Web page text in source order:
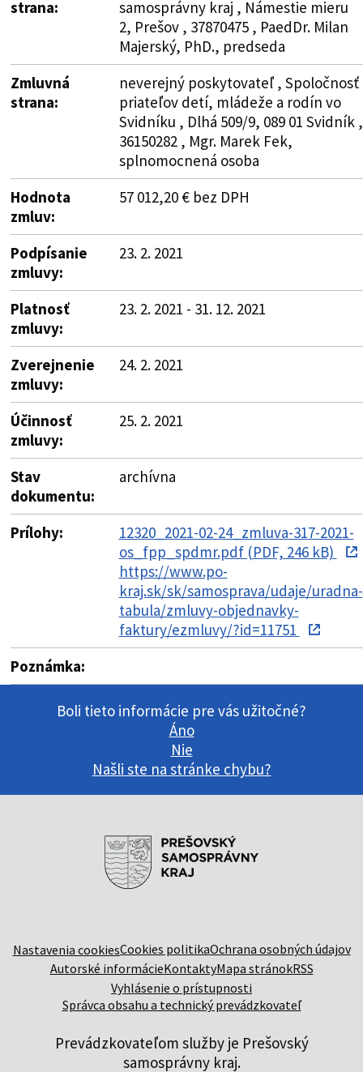
strana:
samosprávny kraj , Námestie mieru
2, Prešov , 37870475 , PaedDr. Milan
Majerský, PhD., predseda
Zmluvná
strana:
neverejný poskytovateľ , Spoločnosť
priateľov detí, mládeže a rodín vo
Svidníku , Dlhá 509/9, 089 01 Svidník ,
36150282 , Mgr. Marek Fek,
splnomocnená osoba
Hodnota
zmluv:
57 012,20 € bez DPH
Podpísanie
zmluvy:
23. 2. 2021
Platnosť
zmluvy:
23. 2. 2021 - 31. 12. 2021
Zverejnenie
zmluvy:
24. 2. 2021
Účinnosť
zmluvy:
25. 2. 2021
Stav
dokumentu:
archívna
Prílohy:
12320_2021-02-24_zmluva-317-2021-
os_fpp_spdmr.pdf (PDF, 246 kB)
https://www.po-
kraj.sk/sk/samosprava/udaje/uradna-
tabula/zmluvy-objednavky-
faktury/ezmluvy/?id=11751
Poznámka:
Boli tieto informácie pre vás užitočné?
Áno
Nie
Našli ste na stránke chybu?
Nastavenia cookiesCookies politikaOchrana osobných údajov
Autorské informácieKontaktyMapa stránokRSS
Vyhlásenie o prístupnosti
Správca obsahu a technický prevádzkovateľ
Prevádzkovateľom služby je Prešovský
samosprávny kraj.